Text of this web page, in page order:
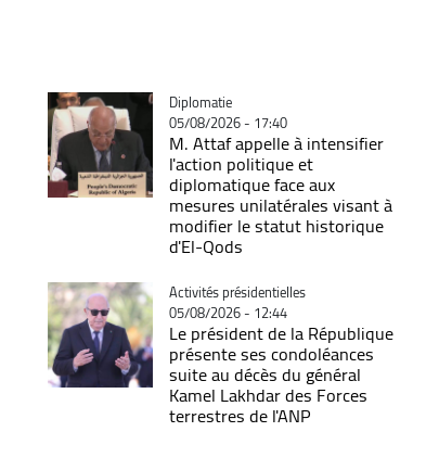
Catégorie
Diplomatie
05/08/2026 - 17:40
M. Attaf appelle à intensifier
l'action politique et
diplomatique face aux
mesures unilatérales visant à
modifier le statut historique
d'El-Qods
Catégorie
Activités présidentielles
05/08/2026 - 12:44
Le président de la République
présente ses condoléances
suite au décès du général
Kamel Lakhdar des Forces
terrestres de l'ANP